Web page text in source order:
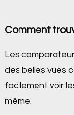
Comment
Les
des belles vues
facilement voir
même.